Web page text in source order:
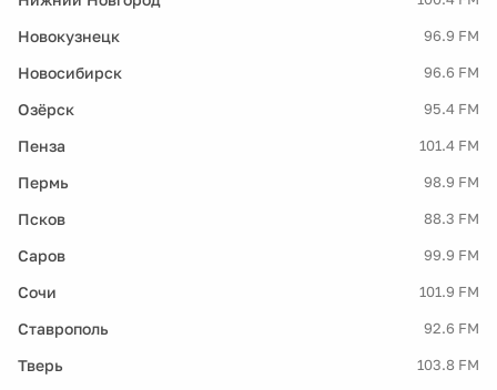
Новокузнецк 96.9 FM
Новосибирск 96.6 FM
Озёрск 95.4 FM
Пенза 101.4 FM
Пермь 98.9 FM
Псков 88.3 FM
Саров 99.9 FM
Сочи 101.9 FM
Ставрополь 92.6 FM
Тверь 103.8 FM